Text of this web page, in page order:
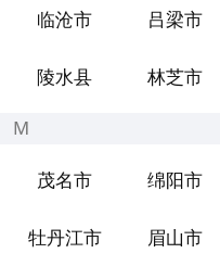
临沧市 吕梁市
陵水县 林芝市
M
茂名市 绵阳市
牡丹江市 眉山市